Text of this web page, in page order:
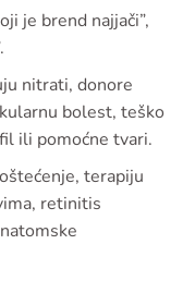
je brend najjači”,
nitrati, donore
bolest, teško
ili pomoćne tvari.
terapiju
retinitis